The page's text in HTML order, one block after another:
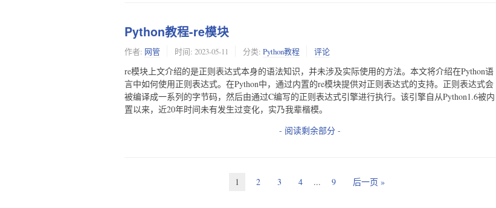
Python教程-re模块
作者: 网管 时间: 2023-05-11 分类: Python教程 评论
re模块上文介绍的是正则表达式本身的语法知识，并未涉及实际使用的方法。本文将介绍在Python语
言中如何使用正则表达式。在Python中，通过内置的re模块提供对正则表达式的支持。正则表达式会
被编译成一系列的字节码，然后由通过C编写的正则表达式引擎进行执行。该引擎自从Python1.6被内
置以来，近20年时间未有发生过变化，实乃我辈楷模。
- 阅读剩余部分 -
1 2 3 4 ... 9 后一页 »